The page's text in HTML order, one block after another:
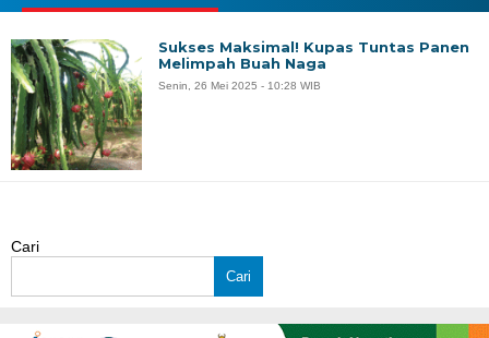
Cari
Cari
Sukses Maksimal! Kupas Tuntas Panen
Melimpah Buah Naga
Senin, 26 Mei 2025 - 10:28 WIB